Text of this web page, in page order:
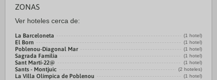
ZONAS
Ver hoteles cerca de:
La Barceloneta (1 hotel)
El Born (1 hotel)
Poblenou-Diagonal Mar (1 hotel)
Sagrada Familia (1 hotel)
Sant Martí-22@ (1 hotel)
Sants - Montjuic (2 hoteles)
La Villa Olímpica de Poblenou (1 hotel)